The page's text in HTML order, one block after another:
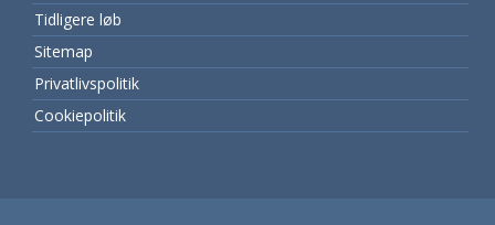
Tidligere løb
Sitemap
Privatlivspolitik
Cookiepolitik